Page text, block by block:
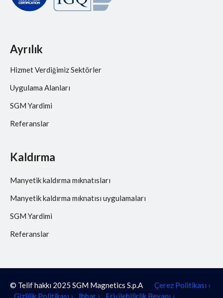
Ayrılık
Hizmet Verdiğimiz Sektörler
Uygulama Alanları
SGM Yardimi
Referanslar
Kaldırma
Manyetik kaldırma mıknatısları
Manyetik kaldırma mıknatısı uygulamaları
SGM Yardimi
Referanslar
© Telif hakkı 2025 SGM Magnetics S.p.A
Çerez Politikası ›
Gizlilik Politikası ›
İhbar › Erişilebilirlik Beyanı ›